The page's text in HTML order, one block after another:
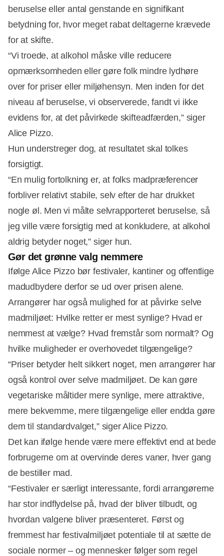
beruselse eller antal genstande en signifikant
betydning for, hvor meget rabat deltagerne krævede
for at skifte.
“Vi troede, at alkohol måske ville reducere
opmærksomheden eller gøre folk mindre lydhøre
over for priser eller miljøhensyn. Men inden for det
niveau af beruselse, vi observerede, fandt vi ikke
evidens for, at det påvirkede skifteadfærden,” siger
Alice Pizzo.
Hun understreger dog, at resultatet skal tolkes
forsigtigt.
“En mulig fortolkning er, at folks madpræferencer
forbliver relativt stabile, selv efter de har drukket
nogle øl. Men vi målte selvrapporteret beruselse, så
jeg ville være forsigtig med at konkludere, at alkohol
aldrig betyder noget,” siger hun.
Gør det grønne valg nemmere
Ifølge Alice Pizzo bør festivaler, kantiner og offentlige
madudbydere derfor se ud over prisen alene.
Arrangører har også mulighed for at påvirke selve
madmiljøet: Hvilke retter er mest synlige? Hvad er
nemmest at vælge? Hvad fremstår som normalt? Og
hvilke muligheder er overhovedet tilgængelige?
“Priser betyder helt sikkert noget, men arrangører har
også kontrol over selve madmiljøet. De kan gøre
vegetariske måltider mere synlige, mere attraktive,
mere bekvemme, mere tilgængelige eller endda gøre
dem til standardvalget,” siger Alice Pizzo.
Det kan ifølge hende være mere effektivt end at bede
forbrugerne om at overvinde deres vaner, hver gang
de bestiller mad.
“Festivaler er særligt interessante, fordi arrangørerne
har stor indflydelse på, hvad der bliver tilbudt, og
hvordan valgene bliver præsenteret. Først og
fremmest har festivalmiljøet potentiale til at sætte de
sociale normer – og mennesker følger som regel